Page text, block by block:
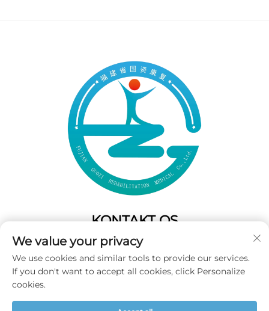
KONTAKT OS
Add: 50 Gaofeng South Lane,West GateFuzhou,Fujian,Kina
Tel:+86-19859128239
E-mail:
We value your privacy
We use cookies and similar tools to provide our services.
If you don't want to accept all cookies, click Personalize
cookies.